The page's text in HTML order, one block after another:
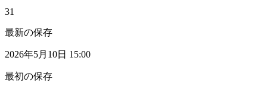
31
最新の保存
2026年5月10日 15:00
最初の保存